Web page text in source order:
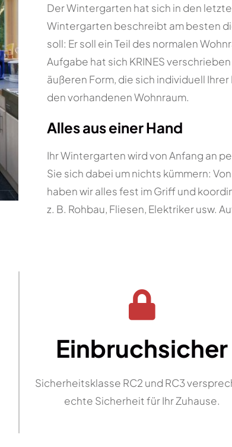
Der Wintergarten hat sich in den
Wintergarten beschreibt am besten
soll: Er soll ein Teil des normalen
Aufgabe hat sich KRINES
äußeren Form, die sich individuell
den vorhandenen Wohnraum.
Alles aus einer Hand
Ihr Wintergarten wird von Anfang an
Sie sich dabei um nichts kümmern:
haben wir alles fest im Griff und
z. B. Rohbau, Fliesen, Elektriker usw.
Einbruchsicher
Sicherheitsklasse RC2 und RC3
echte Sicherheit für Ihr Zuhause.